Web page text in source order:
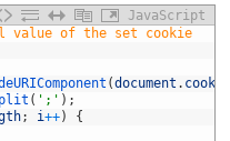
JavaScript
of the set cookie
(document . cookie
( ';' ) ;
; i++)
{